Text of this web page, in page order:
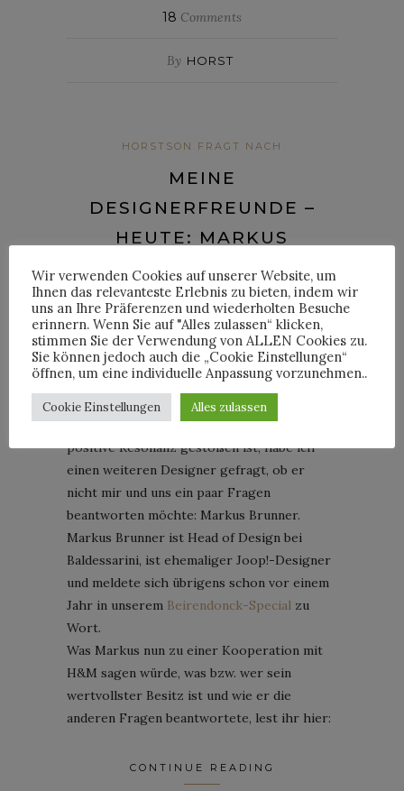
18 Comments
By HORST
HORSTSON FRAGT NACH
MEINE
DESIGNERFREUNDE –
HEUTE: MARKUS
BRUNNER
Posted on20. Juli 2012
Nachdem bei Euch letzte Woche das
Designerfreunde“-Buchvon mir auf äußerst
positive Resonanz gestoßen ist, habe ich
einen weiteren Designer gefragt, ob er
nicht mir und uns ein paar Fragen
beantworten möchte: Markus Brunner.
Markus Brunner ist Head of Design bei
Baldessarini, ist ehemaliger Joop!-Designer
und meldete sich übrigens schon vor einem
Jahr in unserem Beirendonck-Special zu
Wort.
Was Markus nun zu einer Kooperation mit
H&M sagen würde, was bzw. wer sein
wertvollster Besitz ist und wie er die
anderen Fragen beantwortete, lest ihr hier:
CONTINUE READING
Wir verwenden Cookies auf unserer Website, um
Ihnen das relevanteste Erlebnis zu bieten, indem wir
uns an Ihre Präferenzen und wiederholten Besuche
erinnern. Wenn Sie auf "Alles zulassen“ klicken,
stimmen Sie der Verwendung von ALLEN Cookies zu.
Sie können jedoch auch die „Cookie Einstellungen“
öffnen, um eine individuelle Anpassung vorzunehmen..
Cookie Einstellungen Alles zulassen